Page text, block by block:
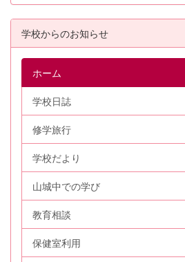
学校からのお知らせ
ホーム
学校日誌
修学旅行
学校だより
山城中での学び
教育相談
保健室利用